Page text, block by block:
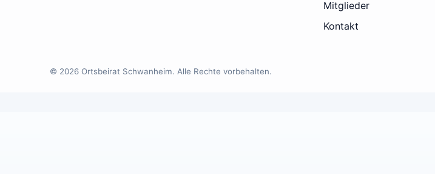
Mitglieder
Kontakt
© 2026 Ortsbeirat Schwanheim. Alle Rechte vorbehalten.